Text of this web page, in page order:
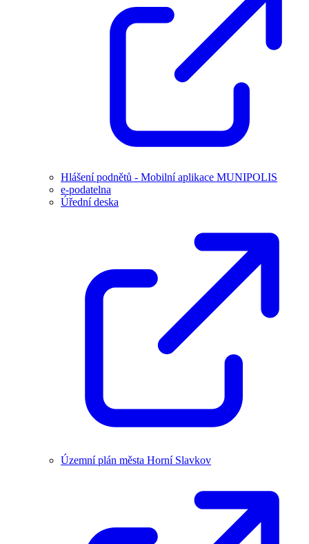
Hlášení podnětů - Mobilní aplikace MUNIPOLIS
e-podatelna
Úřední deska
Územní plán města Horní Slavkov